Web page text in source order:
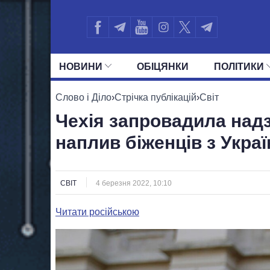
НОВИНИ ОБIЦЯНКИ ПОЛIТИКИ
УСІ ПОЛІТИКИ ПРЕЗИДЕНТ І ОФІС
Слово і Діло›Стрічка публікацій›Світ
Чехія запровадила
наплив біженців з
СВІТ 4 березня 2022, 10:10
Читати російською